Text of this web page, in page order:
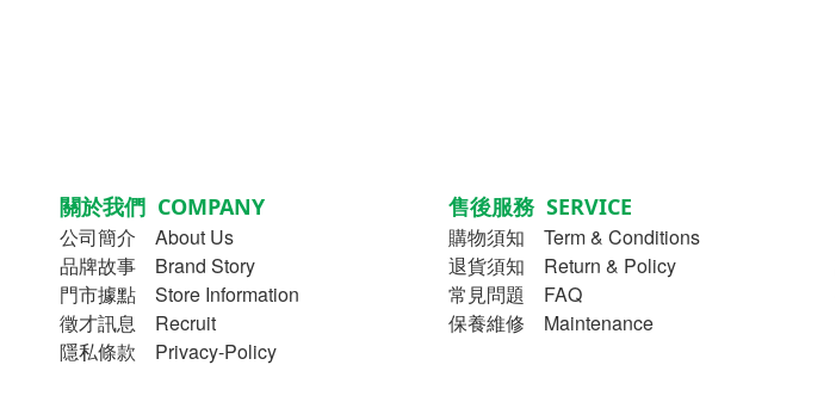
關於我們 COMPANY
公司簡介
About Us
品牌故事
Brand Story
門市據點 Store Information
徵才訊息 Recruit
隱私條款 Privacy-Policy
售後服務 SERVICE
購物須知
Term & Conditions
退貨須知 Return & Policy
常見問題 FAQ
保養維修 Maintenance